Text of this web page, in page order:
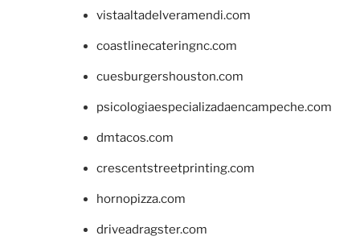
vistaaltadelveramendi.com
coastlinecateringnc.com
cuesburgershouston.com
psicologiaespecializadaencampeche.com
dmtacos.com
crescentstreetprinting.com
hornopizza.com
driveadragster.com